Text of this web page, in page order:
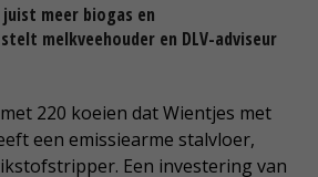
meer biogas en
melkveehouder en DLV-adviseur
220 koeien dat Wientjes met
een emissiearme stalvloer,
Een investering van